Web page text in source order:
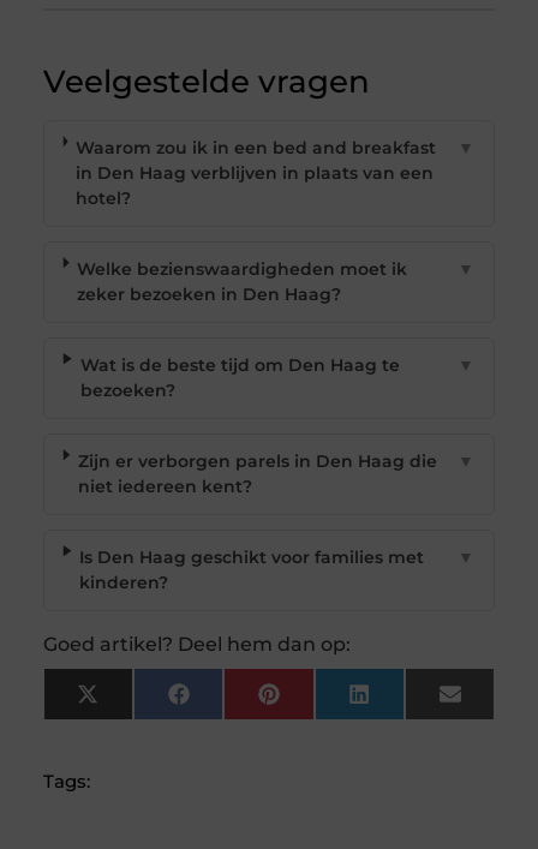
Veelgestelde vragen
Waarom zou ik in een bed and breakfast
in Den Haag verblijven in plaats van een
hotel?
▼
Welke bezienswaardigheden moet ik
zeker bezoeken in Den Haag?
▼
Wat is de beste tijd om Den Haag te
bezoeken?
▼
Zijn er verborgen parels in Den Haag die
niet iedereen kent?
▼
Is Den Haag geschikt voor families met
kinderen?
▼
Goed artikel? Deel hem dan op:
X
(Twitter)
FacebookPinterest LinkedIn Email
Tags: